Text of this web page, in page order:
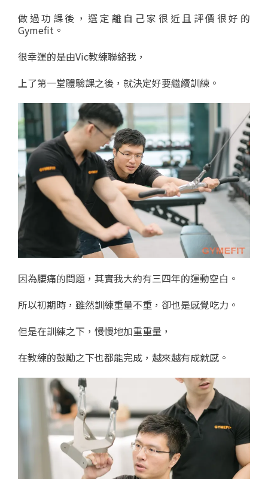
做過功課後，選定離自己家很近且評價很好的
Gymefit。
很幸運的是由Vic教練聯絡我，
上了第一堂體驗課之後，就決定好要繼續訓練。
因為腰痛的問題，其實我大約有三四年的運動空白。
所以初期時，雖然訓練重量不重，卻也是感覺吃力。
但是在訓練之下，慢慢地加重重量，
在教練的鼓勵之下也都能完成，越來越有成就感。